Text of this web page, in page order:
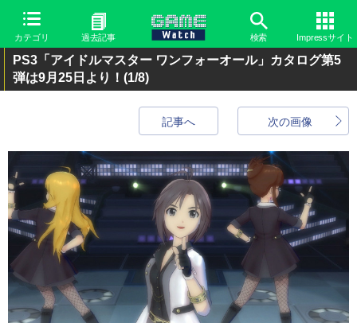
カテゴリ 過去記事 検索 Impressサイト
PS3「アイドルマスター ワンフォーオール」カタログ第5
弾は9月25日より！ (1/8)
次の画像
記事へ